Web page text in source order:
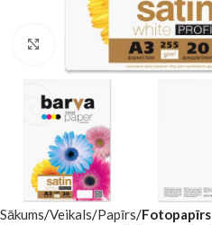
Click to enlarge
Sākums Veikals Papīrs Fotopapīrs